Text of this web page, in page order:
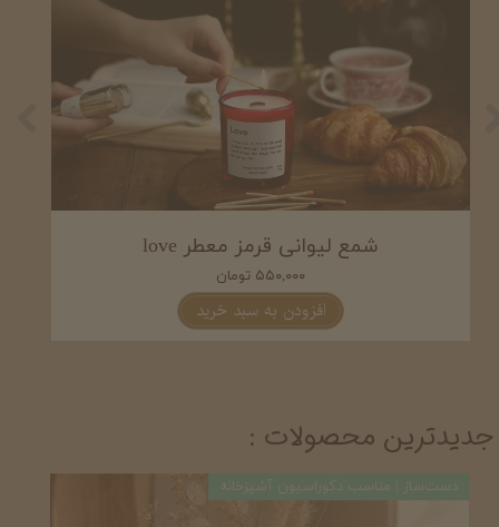
شمع لیوانی سفید معطر love
۵۵۰,۰۰۰ تومان
افزودن به سبد خرید
دست‌ساز | مناسب دکوراسیون آشپزخانه
جدیدترین محصولات :